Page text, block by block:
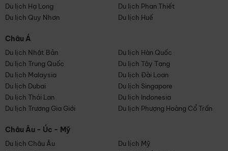
Du lịch Hạ Long
Du lịch Phan Thiết
Du lịch Quy Nhơn
Du lịch Huế
Châu Á
Du lịch Nhật Bản
Du lịch Hàn Quốc
Du lịch Trung Quốc
Du lịch Tây Tạng
Du lịch Malaysia
Du lịch Đài Loan
Du lịch Dubai
Du lịch Singapore
Du lịch Thái Lan
Du lịch Indonesia
Du lịch Trương Gia Giới
Du lịch Phượng Hoàng Cổ Trấn
Châu Âu - Úc - Mỹ
Du lịch Châu Âu
Du lịch Mỹ